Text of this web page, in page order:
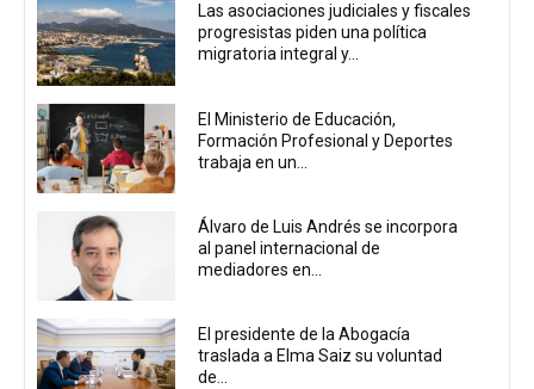
Las asociaciones judiciales y fiscales
progresistas piden una política
migratoria integral y...
El Ministerio de Educación,
Formación Profesional y Deportes
trabaja en un...
Álvaro de Luis Andrés se incorpora
al panel internacional de
mediadores en...
El presidente de la Abogacía
traslada a Elma Saiz su voluntad
de...